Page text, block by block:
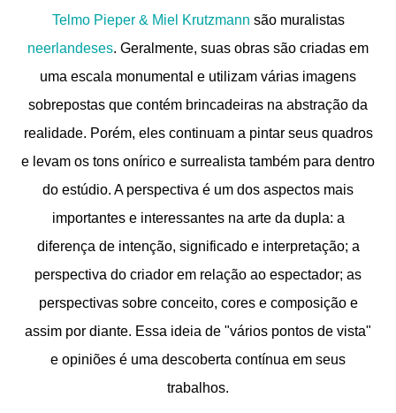
Telmo Pieper & Miel Krutzmann são muralistas
neerlandeses. Geralmente, suas obras são criadas em
uma escala monumental e utilizam várias imagens
sobrepostas que contém brincadeiras na abstração da
realidade. Porém, eles continuam a pintar seus quadros
e levam os tons onírico e surrealista também para dentro
do estúdio. A perspectiva é um dos aspectos mais
importantes e interessantes na arte da dupla: a
diferença de intenção, significado e interpretação; a
perspectiva do criador em relação ao espectador; as
perspectivas sobre conceito, cores e composição e
assim por diante. Essa ideia de "vários pontos de vista"
e opiniões é uma descoberta contínua em seus
trabalhos.